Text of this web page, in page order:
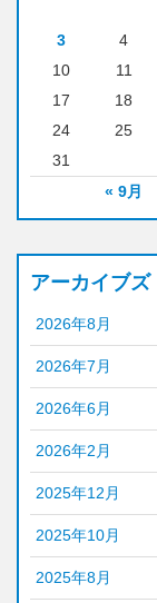
« 9月
3
4
10
11
17
18
24
25
31
アーカイブズ
2026年8月
2026年7月
2026年6月
2026年2月
2025年12月
2025年10月
2025年8月